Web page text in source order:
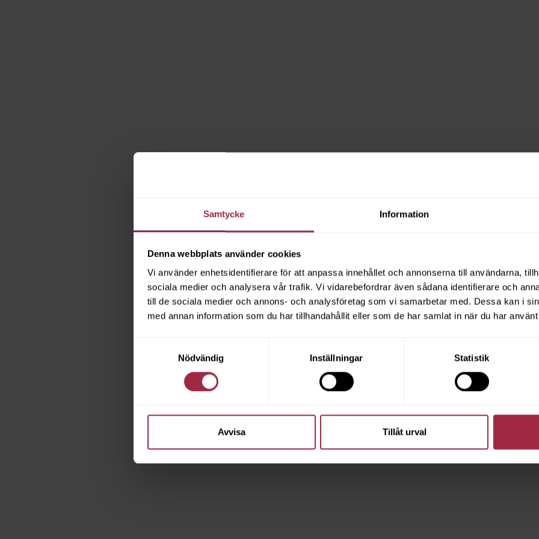
Samtycke Information
Denna webbplats använder cookies
Vi använder enhetsidentifierare för att anpassa innehållet och annonserna till användarna,
sociala medier och analysera vår trafik. Vi vidarebefordrar även sådana identifierare och
till de sociala medier och annons- och analysföretag som vi samarbetar med. Dessa kan i
med annan information som du har tillhandahållit eller som de har samlat in när du har
Nödvändig
Inställningar Statistik
Avvisa Tillåt urval